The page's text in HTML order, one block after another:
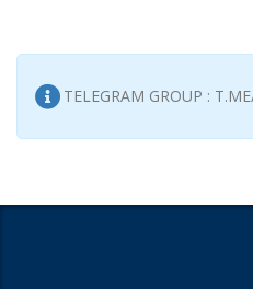
TELEGRAM GROUP :